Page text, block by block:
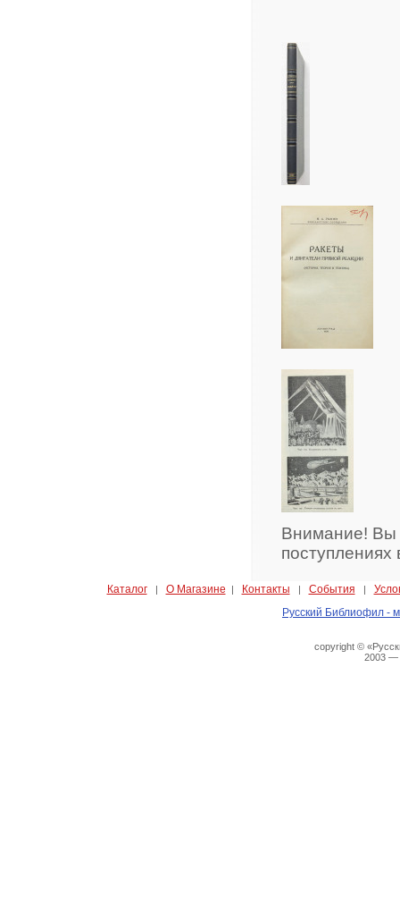
Внимание! Вы
Каталог| О Магазине | Контакты | События |
Русский Библиофил -
copyright ©
2003 —